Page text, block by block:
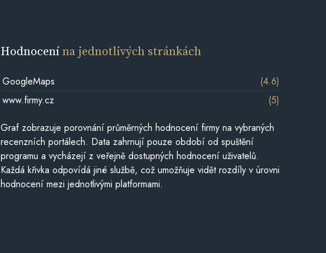
Hodnocenína jednotlivých stránkách
GoogleMaps
(4.6)
www.firmy.cz
(5)
Graf zobrazuje porovnání průměrných hodnocení firmy na vybraných
recenzních portálech. Data zahrnují pouze období od spuštění
programu a vycházejí z veřejně dostupných hodnocení uživatelů.
Každá křivka odpovídá jiné službě, což umožňuje vidět rozdíly v úrovni
hodnocení mezi jednotlivými platformami.